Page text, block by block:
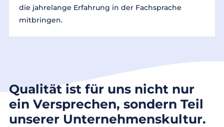
die jahrelange Erfahrung in der Fachsprache
mitbringen.
Qualität ist für uns nicht nur
ein Versprechen, sondern Teil
unserer Unternehmenskultur.